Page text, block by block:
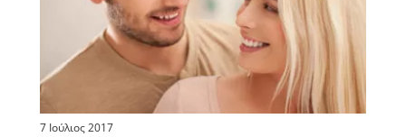
7 Ιούλιος 2017